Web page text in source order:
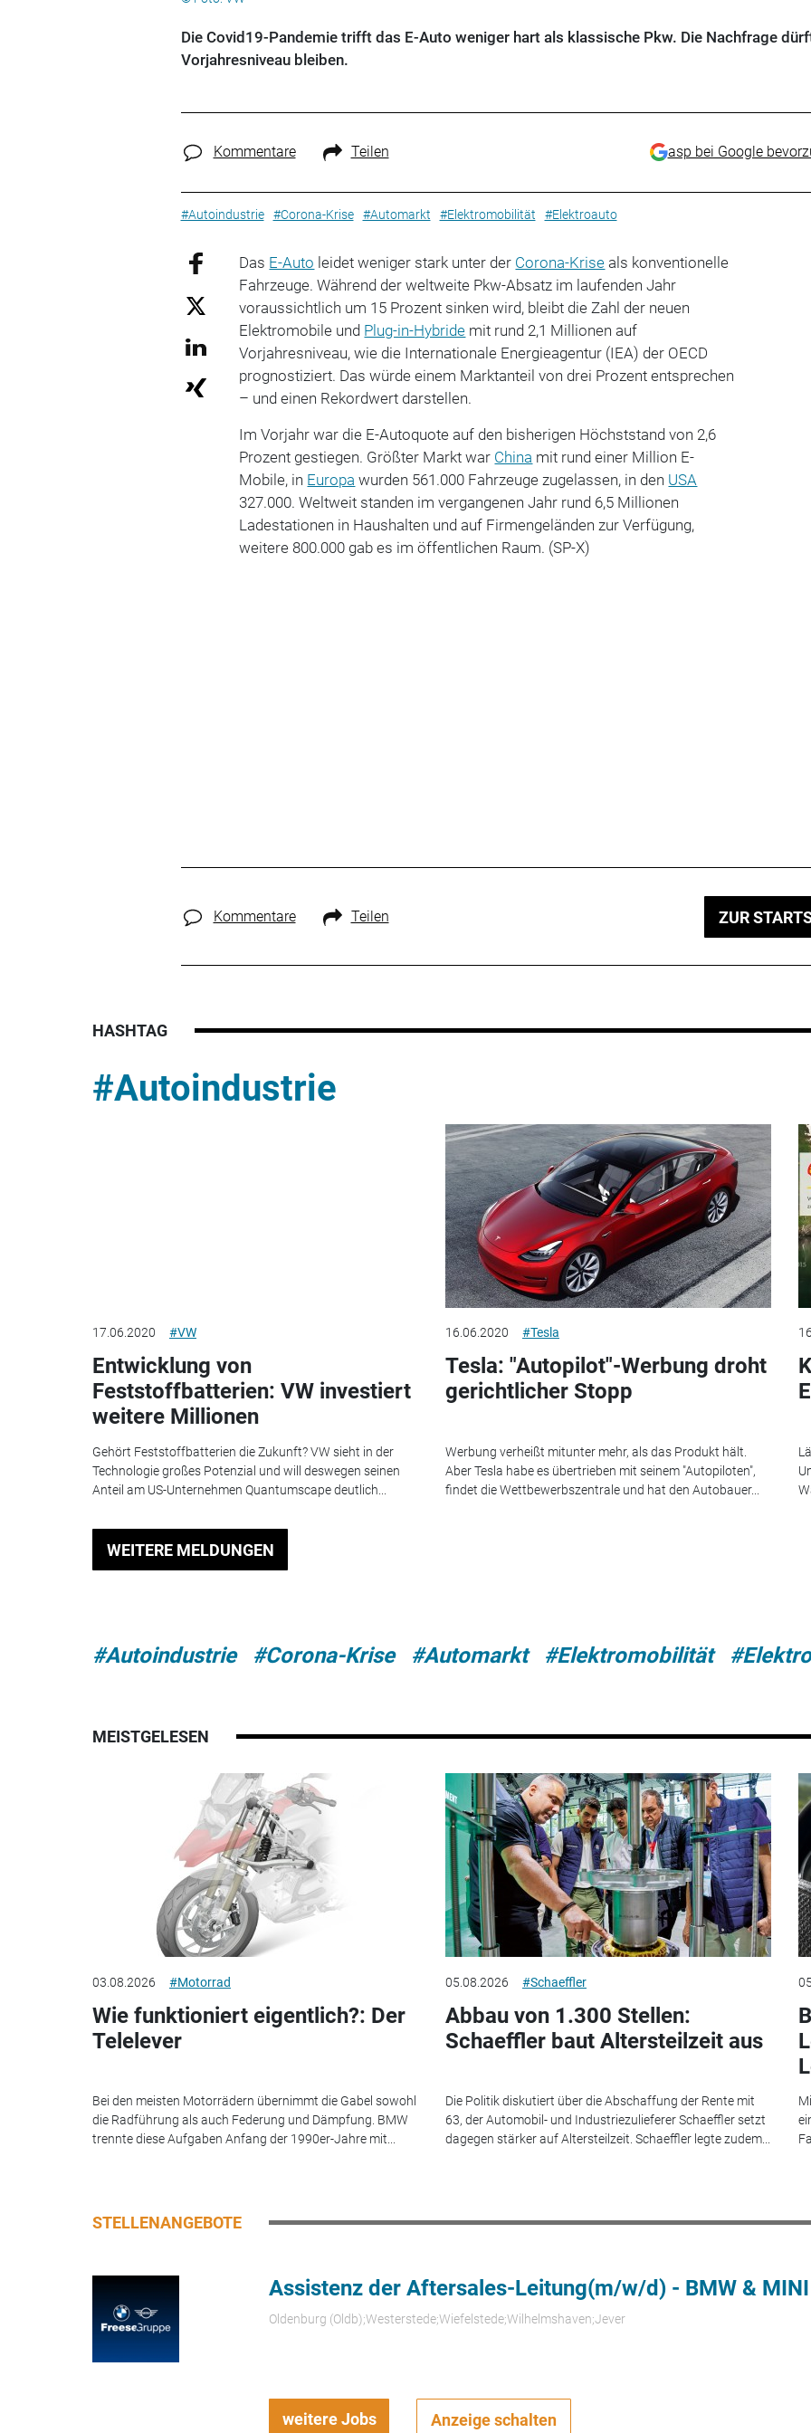
Die Covid19-Pandemie trifft das E-Auto weniger hart als klassische Pkw. Die Nachfrage
Vorjahresniveau bleiben.
Kommentare Teilen asp bei Google
#Autoindustrie #Corona-Krise #Automarkt #Elektromobilität #Elektroauto
Das E-Auto leidet weniger stark unter der Corona-Krise als konventionelle
Fahrzeuge. Während der weltweite Pkw-Absatz im laufenden Jahr
voraussichtlich um 15 Prozent sinken wird, bleibt die Zahl der neuen
Elektromobile und Plug-in-Hybride mit rund 2,1 Millionen auf
Vorjahresniveau, wie die Internationale Energieagentur (IEA) der OECD
prognostiziert. Das würde einem Marktanteil von drei Prozent entsprechen
– und einen Rekordwert darstellen.
Im Vorjahr war die E-Autoquote auf den bisherigen Höchststand von 2,6
Prozent gestiegen. Größter Markt war China mit rund einer Million E-
Mobile, in Europa wurden 561.000 Fahrzeuge zugelassen, in den USA
327.000. Weltweit standen im vergangenen Jahr rund 6,5 Millionen
Ladestationen in Haushalten und auf Firmengeländen zur Verfügung,
weitere 800.000 gab es im öffentlichen Raum. (SP-X)
Kommentare Teilen ZUR
HASHTAG
#Autoindustrie
17.06.2020 #VW
Entwicklung von
Feststoffbatterien: VW investiert
weitere Millionen
Gehört Feststoffbatterien die Zukunft? VW sieht in der
Technologie großes Potenzial und will deswegen seinen
Anteil am US-Unternehmen Quantumscape deutlich...
16.06.2020 #Tesla
Tesla: "Autopilot"-Werbung droht
gerichtlicher Stopp
Werbung verheißt mitunter mehr, als das Produkt hält.
Aber Tesla habe es übertrieben mit seinem "Autopiloten",
findet die Wettbewerbszentrale und hat den Autobauer...
WEITERE MELDUNGEN
#Autoindustrie #Corona-Krise #Automarkt #Elektromobilität
MEISTGELESEN
03.08.2026 #Motorrad
Wie funktioniert eigentlich?: Der
Telelever
Bei den meisten Motorrädern übernimmt die Gabel sowohl
die Radführung als auch Federung und Dämpfung. BMW
trennte diese Aufgaben Anfang der 1990er-Jahre mit...
05.08.2026 #Schaeffler
Abbau von 1.300 Stellen:
Schaeffler baut Altersteilzeit aus
Die Politik diskutiert über die Abschaffung der Rente mit
63, der Automobil- und Industriezulieferer Schaeffler setzt
dagegen stärker auf Altersteilzeit. Schaeffler legte zudem...
STELLENANGEBOTE
Assistenz der Aftersales-Leitung(m/w/d) - BMW & MINI
Oldenburg (Oldb);Westerstede;Wiefelstede;Wilhelmshaven;Jever
weitere Jobs Anzeige schalten